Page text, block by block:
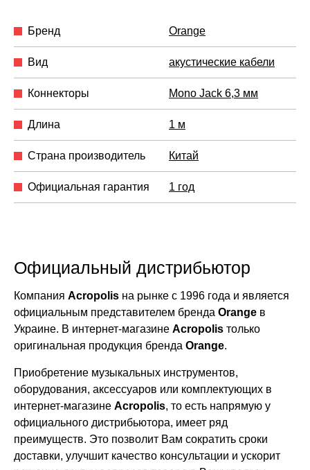
Бренд Orange
Вид акустические кабели
Коннекторы Mono Jack 6,3 мм
Длина 1 м
Страна производитель Китай
Официальная гарантия 1 год
Официальный дистрибьютор
Компания Acropolis на рынке с 1996 года и является
официальным представителем бренда Orange в
Украине. В интернет-магазине Acropolis только
оригинальная продукция бренда Orange.
Приобретение музыкальных инструментов,
оборудования, аксессуаров или комплектующих в
интернет-магазине Acropolis, то есть напрямую у
официального дистрибьютора, имеет ряд
преимуществ. Это позволит Вам сократить сроки
доставки, улучшит качество консультации и ускорит